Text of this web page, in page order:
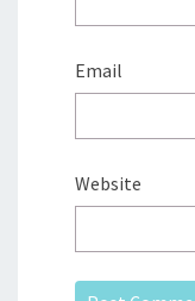
Email
Website